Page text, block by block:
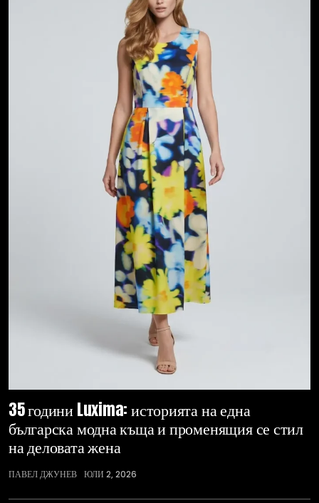
35 години Luxima: историята на една
българска модна къща и променящия се стил
на деловата жена
ПАВЕЛ ДЖУНЕВ ЮЛИ 2, 2026